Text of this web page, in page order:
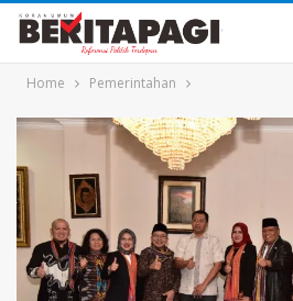
Home Pemerintahan